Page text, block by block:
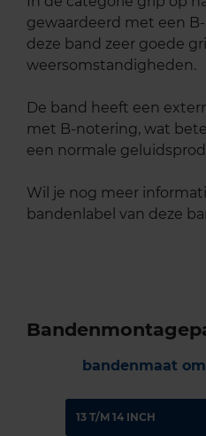
gewaardeerd met een
deze band zeer goede
weersomstandigheden.
De band heeft een
met B-notering, wat
een normale
Wil je nog meer
bandenlabel van deze
bandenmaat